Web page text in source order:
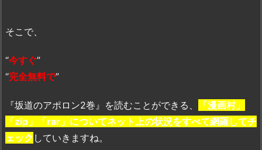
そこで、
“今すぐ”
“完全無料で”
『坂道のアポロン2巻』を読むことができる、
「漫画村」
「zip」「rar」についてネット上の状況をすべて網羅してチ
ェック していきますね。